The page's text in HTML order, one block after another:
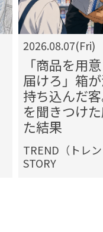
2026.08.07(Fri)
「商品を用
届けろ」箱
持ち込んだ
を聞きつけ
た結果
TREND（トレン
STORY